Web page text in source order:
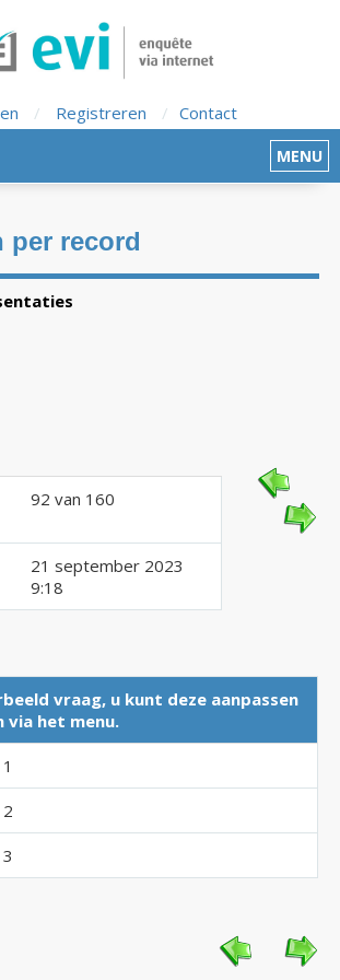
/ Registreren / Contact
MENU
per record
92 van 160
21 september 2023
9:18
vraag, u kunt deze aanpassen
via het menu.